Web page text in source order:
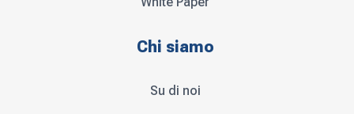
Chi siamo
Su di noi